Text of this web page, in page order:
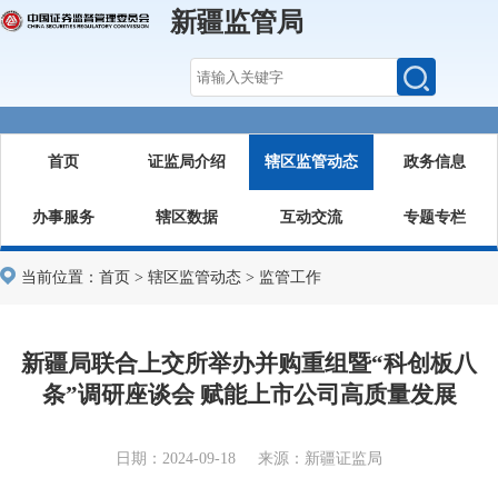
新疆监管局
首页 证监局介绍 辖区监管动态 政务信息
办事服务 辖区数据 互动交流 专题专栏
当前位置： 首页 > 辖区监管动态 > 监管工作
新疆局联合上交所举办并购重组暨“科创板八
条”调研座谈会 赋能上市公司高质量发展
日期：2024-09-18 来源：新疆证监局